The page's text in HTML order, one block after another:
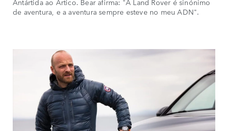
Antártida ao Ártico. Bear afirma: "A Land Rover é sinónimo
de aventura, e a aventura sempre esteve no meu ADN".